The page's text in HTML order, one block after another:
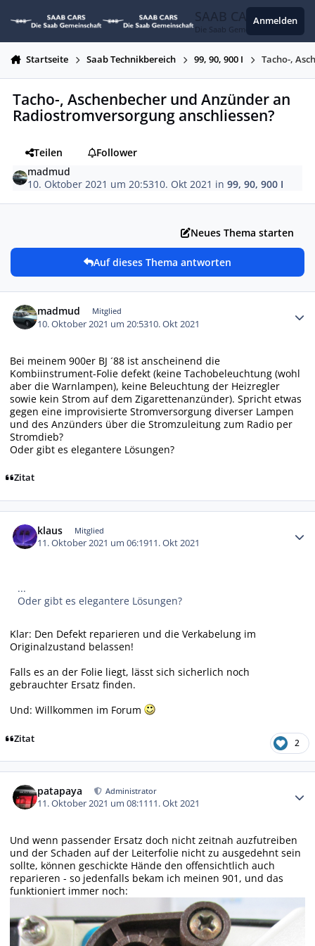
SAAB CARS
Die Saab Gemeinschaft
Anmelden
Startseite Saab Technikbereich 99, 90, 900 I Tacho-,
Tacho-, Aschenbecher und Anzünder an
Radiostromversorgung anschliessen?
Teilen
Follower
madmud
10. Oktober 2021 um 20:5310. Okt 2021 in99, 90, 900 I
Neues Thema starten
Auf dieses Thema antworten
madmud Mitglied
10. Oktober 2021 um 20:5310. Okt 2021
Bei meinem 900er BJ ´88 ist anscheinend die
Kombiinstrument-Folie defekt (keine Tachobeleuchtung (wohl
aber die Warnlampen), keine Beleuchtung der Heizregler
sowie kein Strom auf dem Zigarettenanzünder). Spricht etwas
gegen eine improvisierte Stromversorgung diverser Lampen
und des Anzünders über die Stromzuleitung zum Radio per
Stromdieb?
Oder gibt es elegantere Lösungen?
Zitat
klaus Mitglied
11. Oktober 2021 um 06:1911. Okt 2021
...
Oder gibt es elegantere Lösungen?
Klar: Den Defekt reparieren und die Verkabelung im
Originalzustand belassen!
Falls es an der Folie liegt, lässt sich sicherlich noch
gebrauchter Ersatz finden.
Und: Willkommen im Forum
Zitat 2
patapaya Administrator
11. Oktober 2021 um 08:1111. Okt 2021
Und wenn passender Ersatz doch nicht zeitnah auzfutreiben
und der Schaden auf der Leiterfolie nicht zu ausgedehnt sein
sollte, können geschickte Hände den offensichtlich auch
reparieren - so jedenfalls bekam ich meinen 901, und das
funktioniert immer noch: